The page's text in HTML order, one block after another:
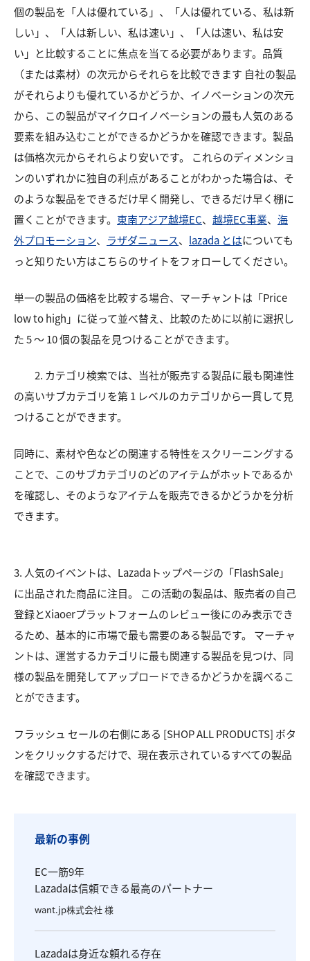
個の製品を「人は優れている」、「人は優れている、私は新
しい」、「人は新しい、私は速い」、「人は速い、私は安
い」と比較することに焦点を当てる必要があります。品質
（または素材）の次元からそれらを比較できます 自社の製品
がそれらよりも優れているかどうか、イノベーションの次元
から、この製品がマイクロイノベーションの最も人気のある
要素を組み込むことができるかどうかを確認できます。製品
は価格次元からそれらより安いです。 これらのディメンショ
ンのいずれかに独自の利点があることがわかった場合は、そ
のような製品をできるだけ早く開発し、できるだけ早く棚に
置くことができます。 東南アジア越境EC、 越境EC事業、 海
外プロモーション、 ラザダニュース、 lazada とはについても
っと知りたい方はこちらのサイトをフォローしてください。
単一の製品の価格を比較する場合、マーチャントは「Price
low to high」に従って並べ替え、比較のために以前に選択し
た 5 ～ 10 個の製品を見つけることができます。
2. カテゴリ検索では、当社が販売する製品に最も関連性
の高いサブカテゴリを第 1 レベルのカテゴリから一貫して見
つけることができます。
同時に、素材や色などの関連する特性をスクリーニングする
ことで、このサブカテゴリのどのアイテムがホットであるか
を確認し、そのようなアイテムを販売できるかどうかを分析
できます。
3. 人気のイベントは、Lazadaトップページの「FlashSale」
に出品された商品に注目。 この活動の製品は、販売者の自己
登録とXiaoerプラットフォームのレビュー後にのみ表示でき
るため、基本的に市場で最も需要のある製品です。 マーチャ
ントは、運営するカテゴリに最も関連する製品を見つけ、同
様の製品を開発してアップロードできるかどうかを調べるこ
とができます。
フラッシュ セールの右側にある [SHOP ALL PRODUCTS] ボタ
ンをクリックするだけで、現在表示されているすべての製品
を確認できます。
最新の事例
EC一筋9年
Lazadaは信頼できる最高のパートナー
want.jp株式会社 様
Lazadaは身近な頼れる存在